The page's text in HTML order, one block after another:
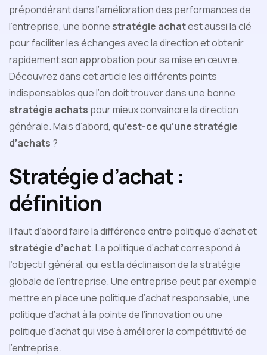
prépondérant dans l’amélioration des performances de
l’entreprise, une bonne stratégie achatest aussi la clé
pour faciliter les échanges avec la direction et obtenir
rapidement son approbation pour sa mise en œuvre.
Découvrez dans cet article les différents points
indispensables que l’on doit trouver dans une bonne
stratégie achats pour mieux convaincre la direction
générale. Mais d’abord, qu’est-ce qu’une stratégie
d’achats ?
Stratégie d’achat :
définition
Il faut d’abord faire la différence entre politique d’achat et
stratégie d’achat. La politique d’achat correspond à
l’objectif général, qui est la déclinaison de la stratégie
globale de l’entreprise. Une entreprise peut par exemple
mettre en place une politique d’achat responsable, une
politique d’achat à la pointe de l’innovation ou une
politique d’achat qui vise à améliorer la compétitivité de
l’entreprise.